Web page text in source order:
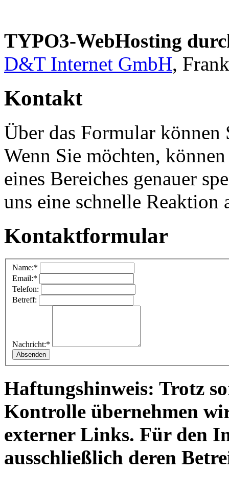
TYPO3-WebHosting
D&T Internet GmbH,
Kontakt
Über das Formular
Wenn Sie möchten,
eines Bereiches genauer
uns eine schnelle Reaktion
Kontaktformular
Name:*
Email:*
Telefon:
Betreff:
Nachricht:*
Haftungshinweis: Trotz
Kontrolle übernehmen
externer Links. Für den
ausschließlich deren